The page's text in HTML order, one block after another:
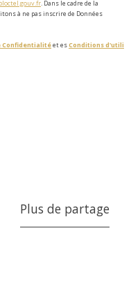
. Dans le cadre de la
à ne pas inscrire de Données
Confidentialitéet esConditions d'utili
Plus de partage